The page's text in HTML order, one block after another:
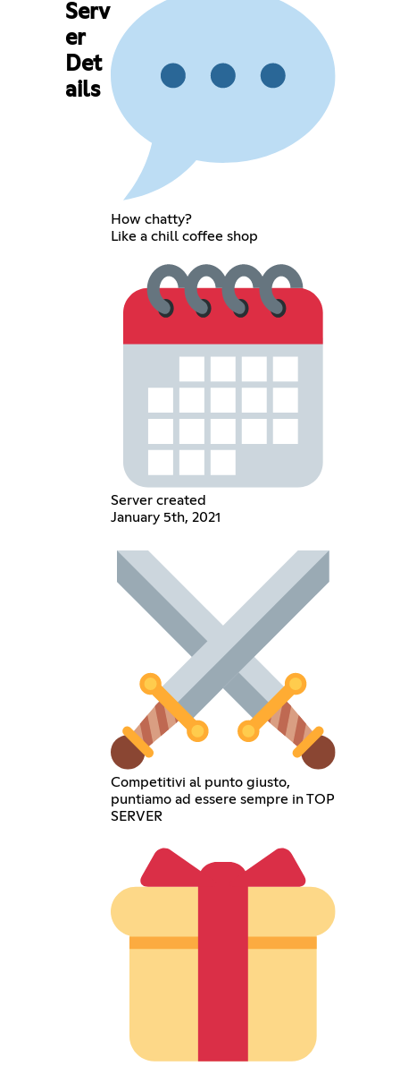
Serv
er
Det
ails
How chatty?
Like a chill coffee shop
Server created
January 5th, 2021
Competitivi al punto giusto,
puntiamo ad essere sempre in TOP
SERVER